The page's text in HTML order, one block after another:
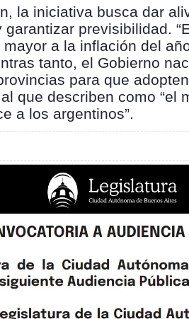
la iniciativa busca dar
garantizar previsibilidad.
a la inflación del
tanto, el Gobierno
para que
que describen como “el
a los argentinos”.